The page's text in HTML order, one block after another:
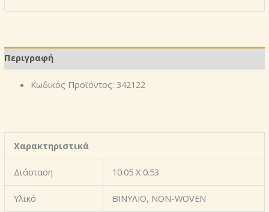
ΤΑΠΕΤΣΑΡΙΑ
ΜΕ
ΥΦΗ
ΥΦΑΣΜΑΤΟΣ
Περιγραφή
Κωδικός Προϊόντος: 342122
Χαρακτηριστικά
Διάσταση 10.05 X 0.53
Υλικό ΒΙΝΥΛΙΟ, NON-WOVEN